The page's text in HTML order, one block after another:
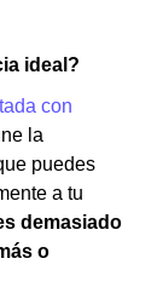
ideal?
con
la
puedes
a tu
demasiado
o